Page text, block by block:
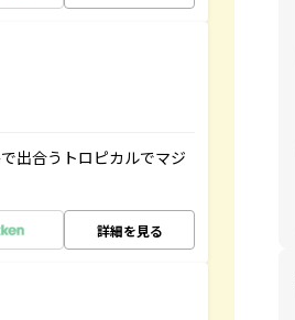
出合うトロピカルでマジ
詳細を見る